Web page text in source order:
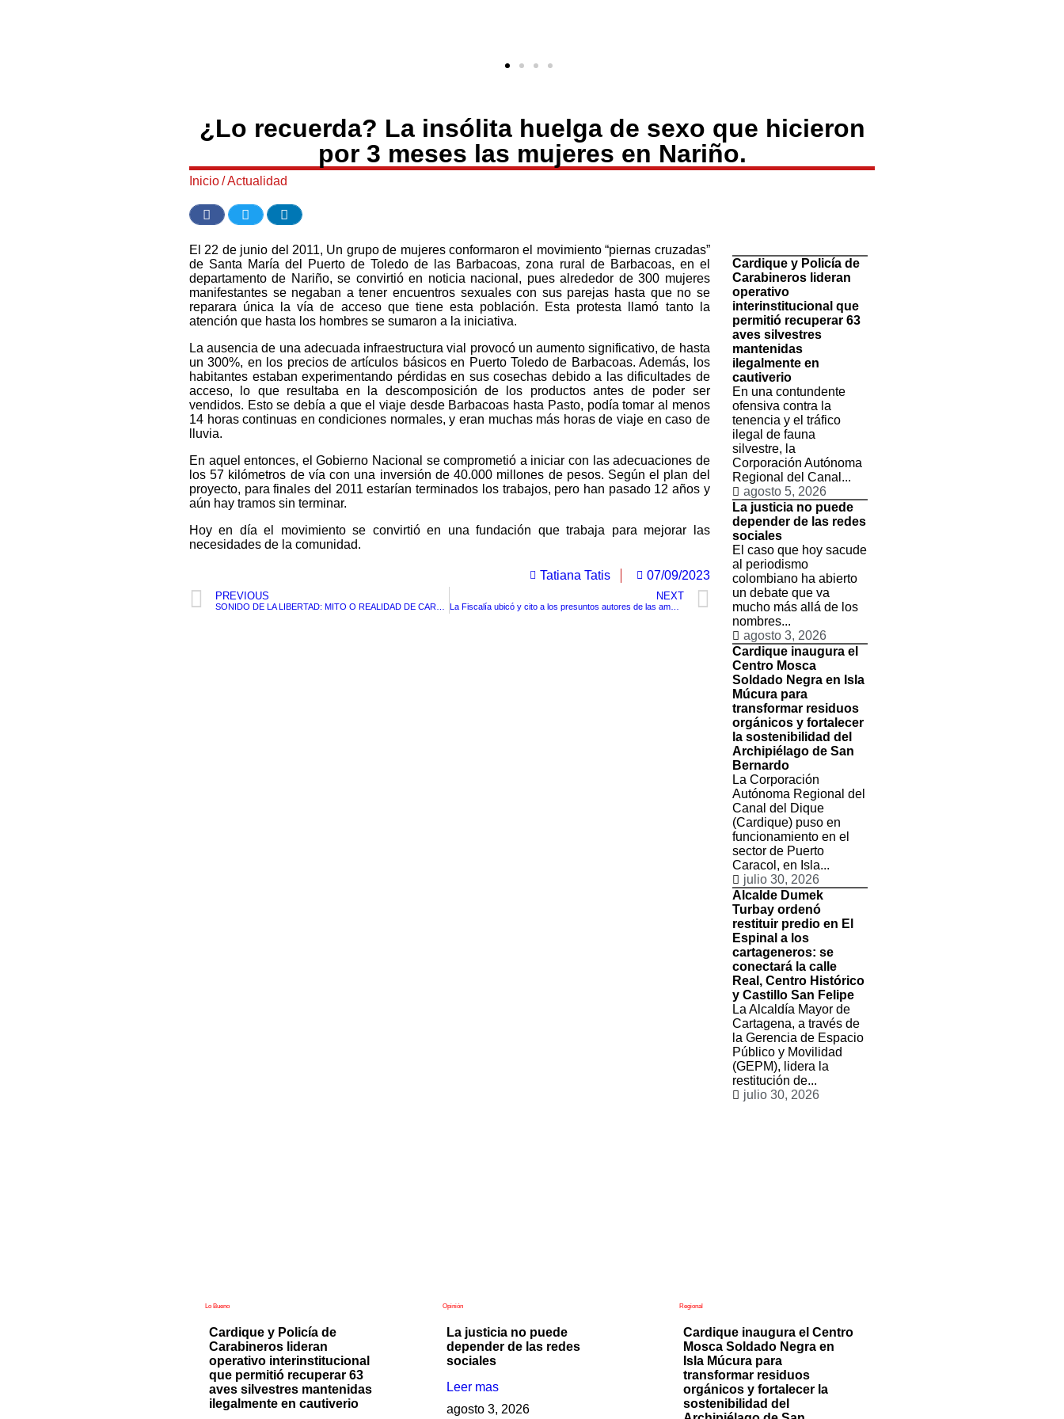
¿Lo recuerda? La insólita huelga de sexo que hicieron
por 3 meses las mujeres en Nariño.
Inicio/Actualidad
El 22 de junio del 2011, Un grupo de mujeres conformaron el movimiento “piernas cruzadas”
de Santa María del Puerto de Toledo de las Barbacoas, zona rural de Barbacoas, en el
departamento de Nariño, se convirtió en noticia nacional, pues alrededor de 300 mujeres
manifestantes se negaban a tener encuentros sexuales con sus parejas hasta que no se
reparara única la vía de acceso que tiene esta población. Esta protesta llamó tanto la
atención que hasta los hombres se sumaron a la iniciativa.
La ausencia de una adecuada infraestructura vial provocó un aumento significativo, de hasta
un 300%, en los precios de artículos básicos en Puerto Toledo de Barbacoas. Además, los
habitantes estaban experimentando pérdidas en sus cosechas debido a las dificultades de
acceso, lo que resultaba en la descomposición de los productos antes de poder ser
vendidos. Esto se debía a que el viaje desde Barbacoas hasta Pasto, podía tomar al menos
14 horas continuas en condiciones normales, y eran muchas más horas de viaje en caso de
lluvia.
En aquel entonces, el Gobierno Nacional se comprometió a iniciar con las adecuaciones de
los 57 kilómetros de vía con una inversión de 40.000 millones de pesos. Según el plan del
proyecto, para finales del 2011 estarían terminados los trabajos, pero han pasado 12 años y
aún hay tramos sin terminar.
Hoy en día el movimiento se convirtió en una fundación que trabaja para mejorar las
necesidades de la comunidad.
Tatiana Tatis 07/09/2023
PREVIOUS NEXT
Cardique y Policía de
Carabineros lideran
operativo
interinstitucional que
permitió recuperar 63
aves silvestres
mantenidas
ilegalmente en
cautiverio
En una contundente
ofensiva contra la
tenencia y el tráfico
ilegal de fauna
silvestre, la
Corporación Autónoma
Regional del Canal...
agosto 5, 2026
La justicia no puede
depender de las redes
sociales
El caso que hoy sacude
al periodismo
colombiano ha abierto
un debate que va
mucho más allá de los
nombres...
agosto 3, 2026
Cardique inaugura el
Centro Mosca
Soldado Negra en Isla
Múcura para
transformar residuos
orgánicos y fortalecer
la sostenibilidad del
Archipiélago de San
Bernardo
La Corporación
Autónoma Regional del
Canal del Dique
(Cardique) puso en
funcionamiento en el
sector de Puerto
Caracol, en Isla...
julio 30, 2026
Alcalde Dumek
Turbay ordenó
restituir predio en El
Espinal a los
cartageneros: se
conectará la calle
Real, Centro Histórico
y Castillo San Felipe
La Alcaldía Mayor de
Cartagena, a través de
la Gerencia de Espacio
Público y Movilidad
(GEPM), lidera la
restitución de...
julio 30, 2026
Lo Bueno
Cardique y Policía de
Carabineros lideran
operativo interinstitucional
que permitió recuperar 63
aves silvestres mantenidas
ilegalmente en cautiverio
Opinión
La justicia no puede
depender de las redes
sociales
Leer mas
agosto 3, 2026
Regional
Cardique inaugura el Centro
Mosca Soldado Negra en
Isla Múcura para
transformar residuos
orgánicos y fortalecer la
sostenibilidad del